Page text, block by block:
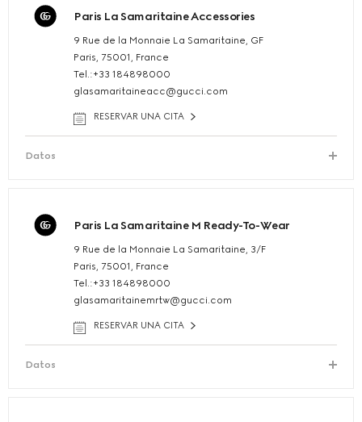
Paris La Samaritaine Accessories
9 Rue de la Monnaie La Samaritaine, GF
Paris, 75001, France
Tel.:+33 184898000
glasamaritaineacc@gucci.com
RESERVAR UNA CITA
Datos
Paris La Samaritaine M Ready-To-Wear
9 Rue de la Monnaie La Samaritaine, 3/F
Paris, 75001, France
Tel.:+33 184898000
glasamaritainemrtw@gucci.com
RESERVAR UNA CITA
Datos